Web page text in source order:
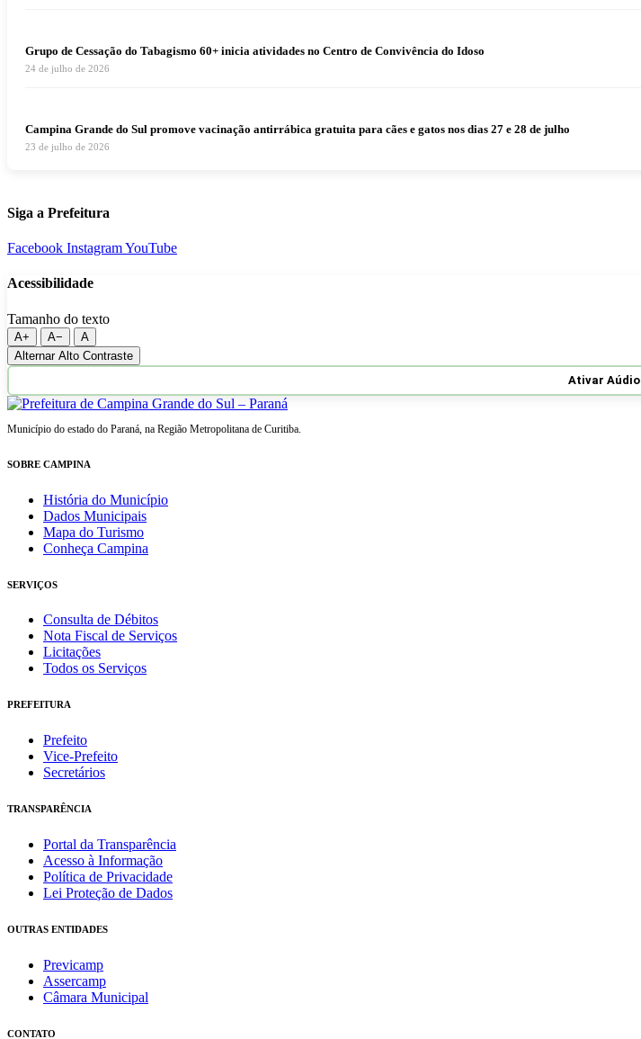
Grupo de Cessação do Tabagismo 60+ inicia atividades no Centro de Convivência do Idoso
24 de julho de 2026
Campina Grande do Sul promove vacinação antirrábica gratuita para cães e gatos nos dias 27 e 28 de julho
23 de julho de 2026
Siga a Prefeitura
Facebook InstagramYouTube
Acessibilidade
Tamanho do texto
A+ A−
A
Alternar Alto Contraste
Ativar Aúdio
Município do estado do Paraná, na Região Metropolitana de Curitiba.
SOBRE CAMPINA
História do Município
Dados Municipais
Mapa do Turismo
Conheça Campina
SERVIÇOS
Consulta de Débitos
Nota Fiscal de Serviços
Licitações
Todos os Serviços
PREFEITURA
Prefeito
Vice-Prefeito
Secretários
TRANSPARÊNCIA
Portal da Transparência
Acesso à Informação
Política de Privacidade
Lei Proteção de Dados
OUTRAS ENTIDADES
Previcamp
Assercamp
Câmara Municipal
CONTATO